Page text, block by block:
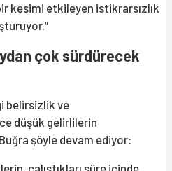
kesimi etkileyen istikrarsızlık
çok sürdürecek
belirsizlik ve
düşük gelirlilerin
şöyle devam ediyor: